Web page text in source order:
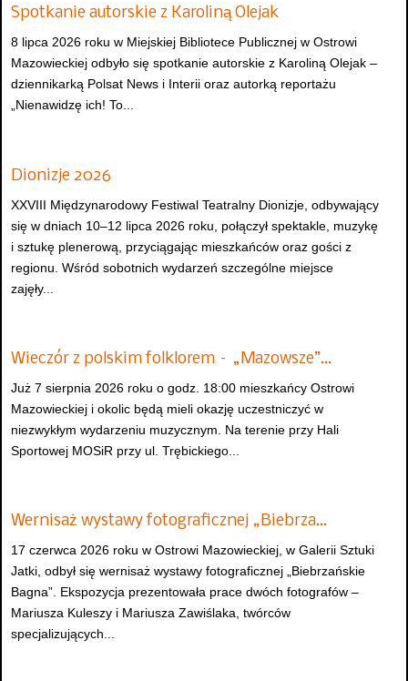
Spotkanie autorskie z Karoliną Olejak
8 lipca 2026 roku w Miejskiej Bibliotece Publicznej w Ostrowi
Mazowieckiej odbyło się spotkanie autorskie z Karoliną Olejak –
dziennikarką Polsat News i Interii oraz autorką reportażu
„Nienawidzę ich! To...
Dionizje 2026
XXVIII Międzynarodowy Festiwal Teatralny Dionizje, odbywający
się w dniach 10–12 lipca 2026 roku, połączył spektakle, muzykę
i sztukę plenerową, przyciągając mieszkańców oraz gości z
regionu. Wśród sobotnich wydarzeń szczególne miejsce
zajęły...
Wieczór z polskim folklorem – „Mazowsze”…
Już 7 sierpnia 2026 roku o godz. 18:00 mieszkańcy Ostrowi
Mazowieckiej i okolic będą mieli okazję uczestniczyć w
niezwykłym wydarzeniu muzycznym. Na terenie przy Hali
Sportowej MOSiR przy ul. Trębickiego...
Wernisaż wystawy fotograficznej „Biebrza…
17 czerwca 2026 roku w Ostrowi Mazowieckiej, w Galerii Sztuki
Jatki, odbył się wernisaż wystawy fotograficznej „Biebrzańskie
Bagna”. Ekspozycja prezentowała prace dwóch fotografów –
Mariusza Kuleszy i Mariusza Zawiślaka, twórców
specjalizujących...